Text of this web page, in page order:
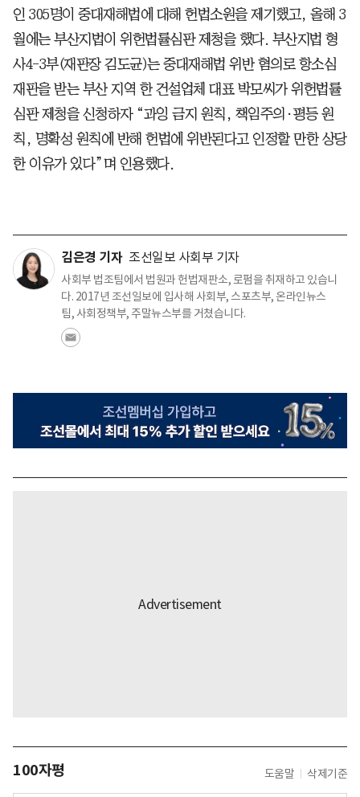
인 305명이 중대재해법에 대해 헌법소원을 제기했고, 올해 3
월에는 부산지법이 위헌법률심판 제청을 했다. 부산지법 형
사4-3부(재판장 김도균)는 중대재해법 위반 혐의로 항소심
재판을 받는 부산 지역 한 건설업체 대표 박모씨가 위헌법률
심판 제청을 신청하자 “과잉 금지 원칙, 책임주의·평등 원
칙, 명확성 원칙에 반해 헌법에 위반된다고 인정할 만한 상당
한 이유가 있다”며 인용했다.
김은경 기자 조선일보 사회부 기자
사회부 법조팀에서 법원과 헌법재판소, 로펌을 취재하고 있습니
다. 2017년 조선일보에 입사해 사회부, 스포츠부, 온라인뉴스
팀, 사회정책부, 주말뉴스부를 거쳤습니다.
100자평 도움말 삭제기준